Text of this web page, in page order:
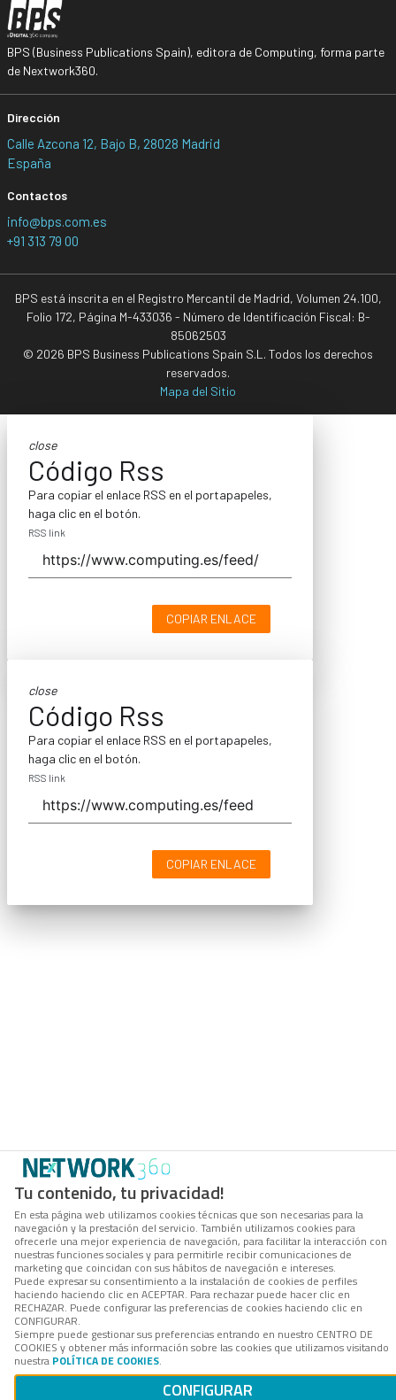
Tu contenido, tu privacidad!
En esta página web utilizamos cookies técnicas que son necesarias para la
navegación y la prestación del servicio. También utilizamos cookies para
ofrecerle una mejor experiencia de navegación, para facilitar la interacción con
nuestras funciones sociales y para permitirle recibir comunicaciones de
marketing que coincidan con sus hábitos de navegación e intereses.
Puede expresar su consentimiento a la instalación de cookies de perfiles
haciendo haciendo clic en ACEPTAR. Para rechazar puede hacer clic en
RECHAZAR. Puede configurar las preferencias de cookies haciendo clic en
CONFIGURAR.
Siempre puede gestionar sus preferencias entrando en nuestro CENTRO DE
COOKIES y obtener más información sobre las cookies que utilizamos visitando
nuestra POLÍTICA DE COOKIES.
CONFIGURAR
BPS (Business Publications Spain), editora de Computing, forma parte
de Nextwork360.
Dirección
Calle Azcona 12, Bajo B, 28028 Madrid
España
Contactos
info@bps.com.es
+91 313 79 00
BPS está inscrita en el Registro Mercantil de Madrid, Volumen 24.100,
Folio 172, Página M-433036 - Número de Identificación Fiscal: B-
85062503
© 2026 BPS Business Publications Spain S.L. Todos los derechos
reservados.
Mapa del Sitio
close
Código Rss
Para copiar el enlace RSS en el portapapeles,
haga clic en el botón.
RSS link
COPIAR ENLACE
close
Código Rss
Para copiar el enlace RSS en el portapapeles,
haga clic en el botón.
RSS link
COPIAR ENLACE